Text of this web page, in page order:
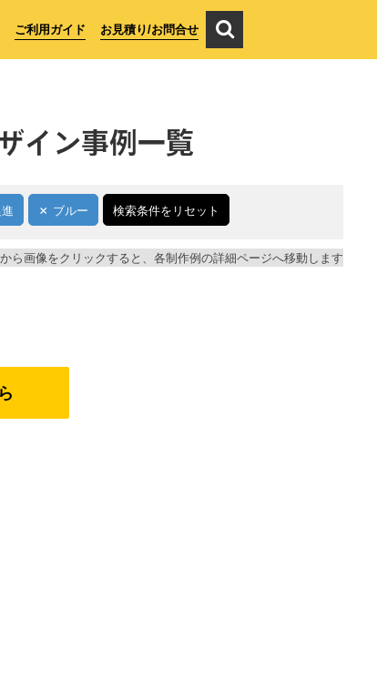
ご利用ガイド お見積り/お問合せ
イン事例一覧
ブルー 検索条件をリセット
ら画像をクリックすると、各制作例の詳細ページへ移動します